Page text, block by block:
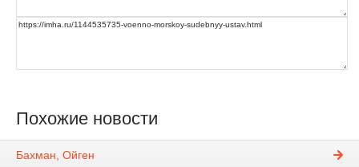
Похожие новости
Бахман, Ойген